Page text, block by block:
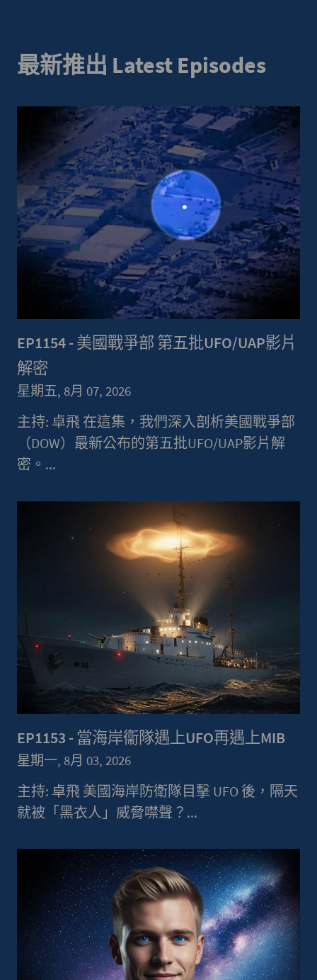
最新推出 Latest Episodes
EP1154 - 美國戰爭部 第五批UFO/UAP影片
解密
星期五, 8月 07, 2026
主持: 卓飛 在這集，我們深入剖析美國戰爭部
（DOW）最新公布的第五批UFO/UAP影片解
密。...
EP1153 - 當海岸衞隊遇上UFO再遇上MIB
星期一, 8月 03, 2026
主持: 卓飛 美國海岸防衛隊目擊 UFO 後，隔天
就被「黑衣人」威脅噤聲？...